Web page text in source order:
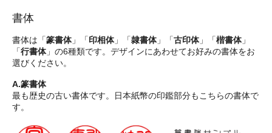
書体
書体は「篆書体」「印相体」「隷書体」「古印体」「楷書体」
「行書体」の6種類です。デザインにあわせてお好みの書体をお
選びください。
A.篆書体
最も歴史の古い書体です。日本紙幣の印鑑部分もこちらの書体で
す。